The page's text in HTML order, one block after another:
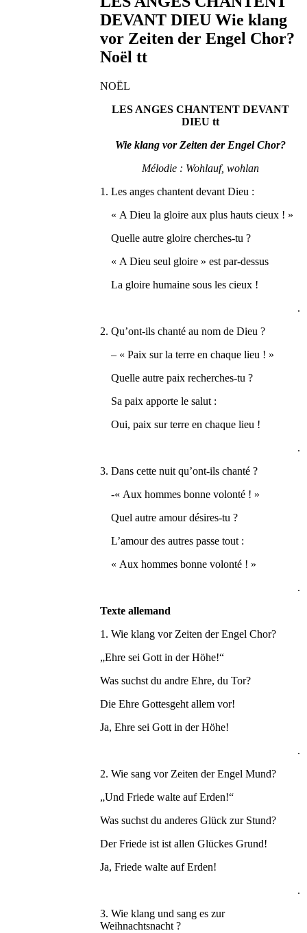
DEVANT DIEU Wie klang
vor Zeiten der Engel Chor?
Noël tt
NOËL
LES ANGES CHANTENT DEVANT
DIEU tt
Wie klang vor Zeiten der Engel Chor?
Mélodie : Wohlauf, wohlan
1. Les anges chantent devant Dieu :
« A Dieu la gloire aux plus hauts cieux ! »
Quelle autre gloire cherches-tu ?
« A Dieu seul gloire » est par-dessus
La gloire humaine sous les cieux !
.
2. Qu’ont-ils chanté au nom de Dieu ?
– « Paix sur la terre en chaque lieu ! »
Quelle autre paix recherches-tu ?
Sa paix apporte le salut :
Oui, paix sur terre en chaque lieu !
.
3. Dans cette nuit qu’ont-ils chanté ?
-« Aux hommes bonne volonté ! »
Quel autre amour désires-tu ?
L’amour des autres passe tout :
« Aux hommes bonne volonté ! »
.
Texte allemand
1. Wie klang vor Zeiten der Engel Chor?
„Ehre sei Gott in der Höhe!“
Was suchst du andre Ehre, du Tor?
Die Ehre Gottesgeht allem vor!
Ja, Ehre sei Gott in der Höhe!
.
2. Wie sang vor Zeiten der Engel Mund?
„Und Friede walte auf Erden!“
Was suchst du anderes Glück zur Stund?
Der Friede ist ist allen Glückes Grund!
Ja, Friede walte auf Erden!
.
3. Wie klang und sang es zur
Weihnachtsnacht ?